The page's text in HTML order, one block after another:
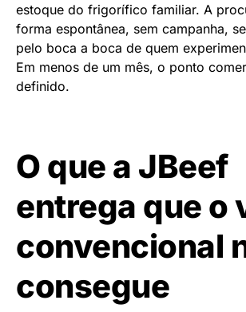
estoque do frigorífico familiar. A
forma espontânea, sem campanha,
pelo boca a boca de quem
Em menos de um mês, o ponto
definido.
O que a JBeef
entrega que o
convencional
consegue